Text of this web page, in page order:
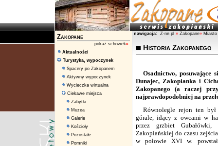
Zakopane
pokaż schowek»
Aktualności
Turystyka, wypoczynek
Spacery po Zakopanem
Aktywny wypoczynek
Wycieczka wirtualna
Ciekawe miejsca
Zabytki
Muzea
Galerie
Kościoły
Pozostałe
Pomniki
nawigacja: Z-ne.pl » Zakopane» Miasto
Historia Zakopanego
Osadnictwo,
Dunajec, Zakopianka i
Zakopanego (a raczej
najprawdopodobniej na
Równolegle rejon ten
górale, idący z owcami w
przez grzbiet
Zakopiańskiej do czasu
w połowie XVI w.